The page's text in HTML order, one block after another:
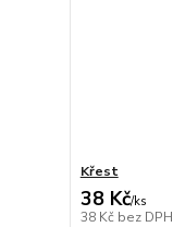
Křest
38 Kč/ks
38 Kč bez DPH